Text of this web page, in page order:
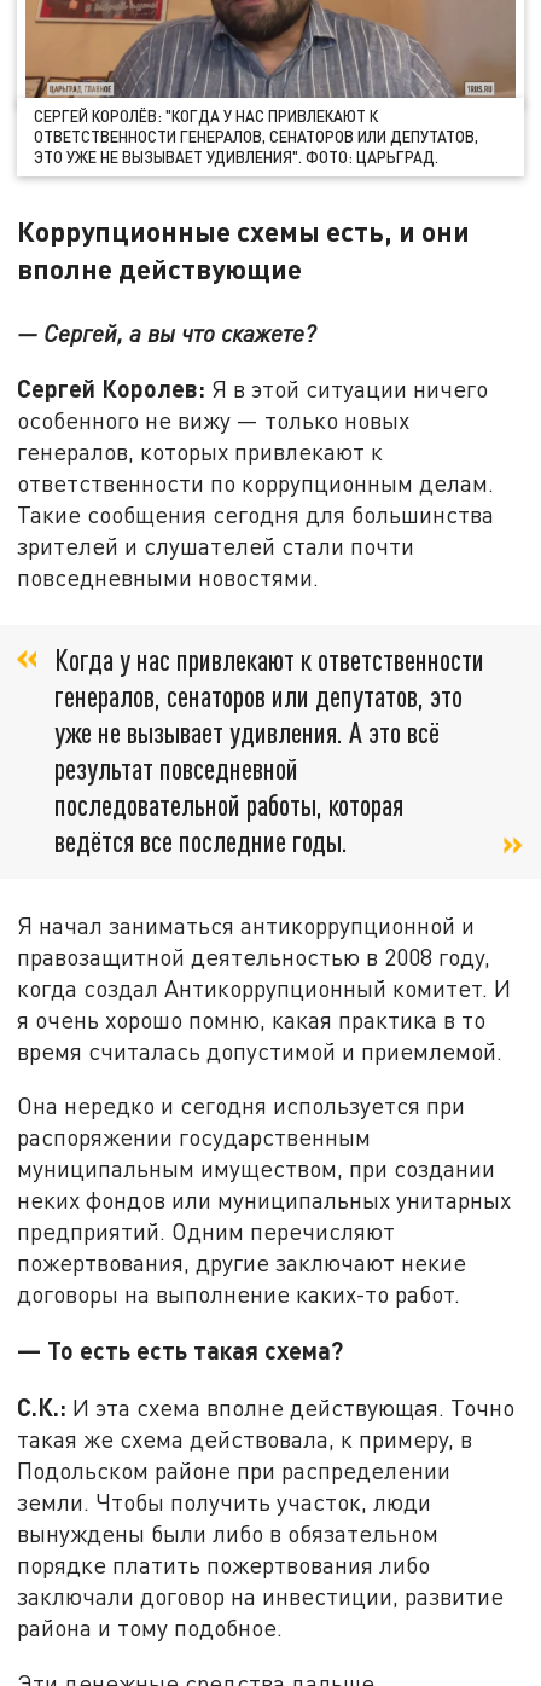
СЕРГЕЙ КОРОЛЁВ: "КОГДА У НАС ПРИВЛЕКАЮТ К
ОТВЕТСТВЕННОСТИ ГЕНЕРАЛОВ, СЕНАТОРОВ ИЛИ ДЕПУТАТОВ,
ЭТО УЖЕ НЕ ВЫЗЫВАЕТ УДИВЛЕНИЯ". ФОТО: ЦАРЬГРАД.
Коррупционные схемы есть, и они
вполне действующие
— Сергей, а вы что скажете?
Сергей Королев: Я в этой ситуации ничего
особенного не вижу — только новых
генералов, которых привлекают к
ответственности по коррупционным делам.
Такие сообщения сегодня для большинства
зрителей и слушателей стали почти
повседневными новостями.
Когда у нас привлекают к ответственности
генералов, сенаторов или депутатов, это
уже не вызывает удивления. А это всё
результат повседневной
последовательной работы, которая
ведётся все последние годы.
Я начал заниматься антикоррупционной и
правозащитной деятельностью в 2008 году,
когда создал Антикоррупционный комитет. И
я очень хорошо помню, какая практика в то
время считалась допустимой и приемлемой.
Она нередко и сегодня используется при
распоряжении государственным
муниципальным имуществом, при создании
неких фондов или муниципальных унитарных
предприятий. Одним перечисляют
пожертвования, другие заключают некие
договоры на выполнение каких-то работ.
— То есть есть такая схема?
С.К.: И эта схема вполне действующая. Точно
такая же схема действовала, к примеру, в
Подольском районе при распределении
земли. Чтобы получить участок, люди
вынуждены были либо в обязательном
порядке платить пожертвования либо
заключали договор на инвестиции, развитие
района и тому подобное.